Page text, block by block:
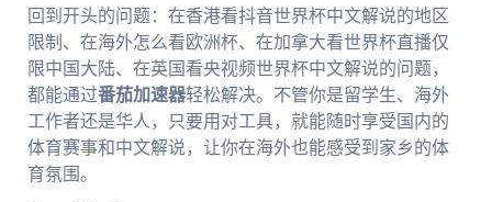
回到开头的问题：在香港看抖音世界杯中文解说的地区
限制、在海外怎么看欧洲杯、在加拿大看世界杯直播仅
限中国大陆、在英国看央视频世界杯中文解说的问题，
都能通过番茄加速器轻松解决。不管你是留学生、海外
工作者还是华人，只要用对工具，就能随时享受国内的
体育赛事和中文解说，让你在海外也能感受到家乡的体
育氛围。